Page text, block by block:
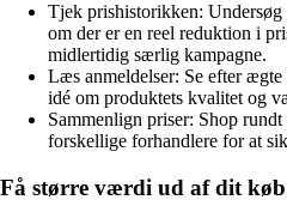
Tjek prishistorikken:
om der er en reel reduktion i
midlertidig særlig kampagne.
Læs anmeldelser: Se efter
idé om produktets kvalitet og
Sammenlign priser: Shop
forskellige forhandlere for at
Få større værdi ud af dit